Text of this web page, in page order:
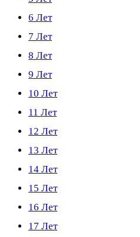
6 Лет
7 Лет
8 Лет
9 Лет
10 Лет
11 Лет
12 Лет
13 Лет
14 Лет
15 Лет
16 Лет
17 Лет